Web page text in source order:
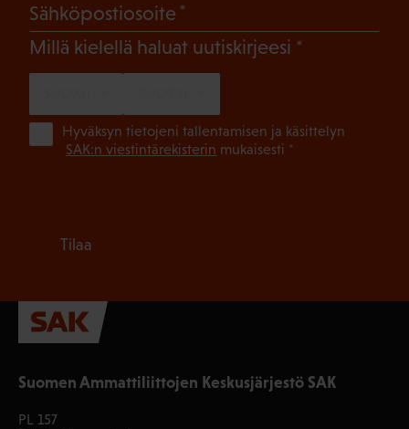
Suomen Ammattiliittojen Keskusjärjestö SAK
PL 157
Sähköpostiosoite
Millä kielellä haluat uutiskirjeesi (Pakollinen)
Hyväksyn tietojeni tallentamisen ja käsittelyn
SAK:n viestintärekisterin mukaisesti *
Tilaa